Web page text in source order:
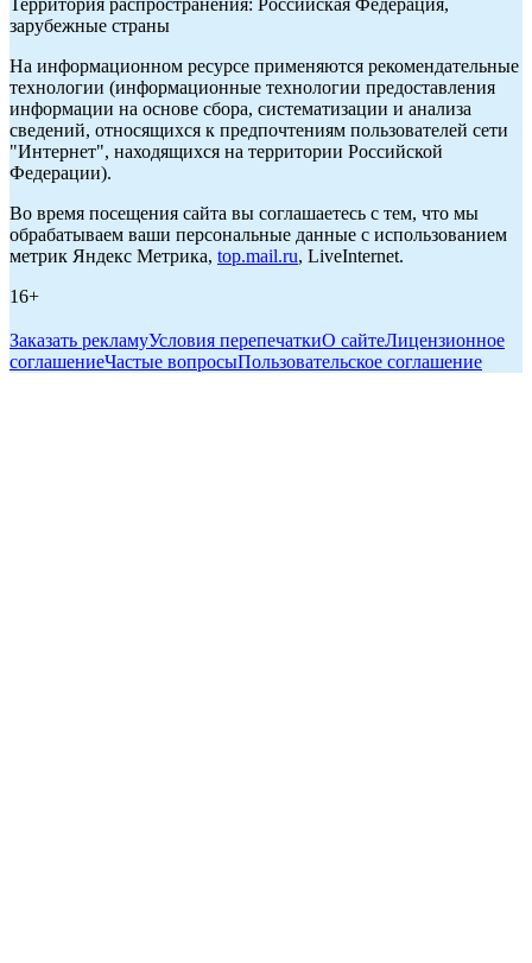
Территория распространения: Российская Федерация,
зарубежные страны
На информационном ресурсе применяются рекомендательные
технологии (информационные технологии предоставления
информации на основе сбора, систематизации и анализа
сведений, относящихся к предпочтениям пользователей сети
"Интернет", находящихся на территории Российской
Федерации).
Во время посещения сайта вы соглашаетесь с тем, что мы
обрабатываем ваши персональные данные с использованием
метрик Яндекс Метрика, top.mail.ru, LiveInternet.
16+
Заказать рекламуУсловия перепечаткиО сайтеЛицензионное
соглашениеЧастые вопросыПользовательское соглашение